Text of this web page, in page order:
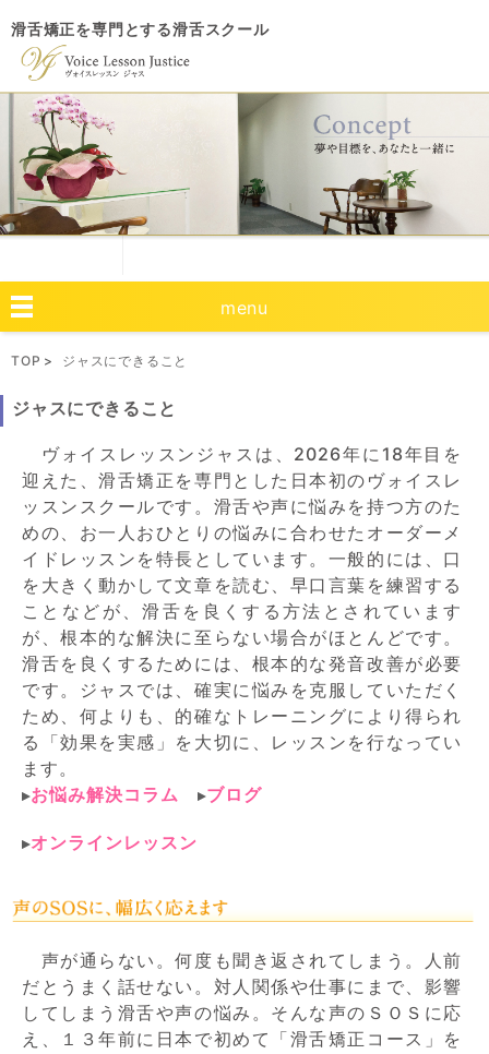
滑舌矯正を専門とする滑舌スクール
menu
TOP ジャスにできること
ジャスにできること
ヴォイスレッスンジャスは、2026年に18年目を
迎えた、滑舌矯正を専門とした日本初のヴォイスレ
ッスンスクールです。滑舌や声に悩みを持つ方のた
めの、お一人おひとりの悩みに合わせたオーダーメ
イドレッスンを特長としています。一般的には、口
を大きく動かして文章を読む、早口言葉を練習する
ことなどが、滑舌を良くする方法とされています
が、根本的な解決に至らない場合がほとんどです。
滑舌を良くするためには、根本的な発音改善が必要
です。ジャスでは、確実に悩みを克服していただく
ため、何よりも、的確なトレーニングにより得られ
る「効果を実感」を大切に、レッスンを行なってい
ます。
お悩み解決コラム
ブログ
オンラインレッスン
声が通らない。何度も聞き返されてしまう。人前
だとうまく話せない。対人関係や仕事にまで、影響
してしまう滑舌や声の悩み。そんな声のＳＯＳに応
え、１３年前に日本で初めて「滑舌矯正コース」を